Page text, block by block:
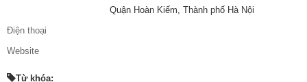
Quận Hoàn Kiếm, Thành phố Hà Nội
Điện thoại
Website
Từ khóa: